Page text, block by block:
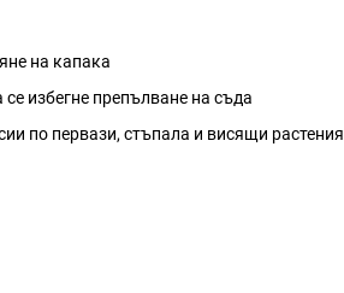
на капака
избегне препълване на съда
по первази, стъпала и висящи растения